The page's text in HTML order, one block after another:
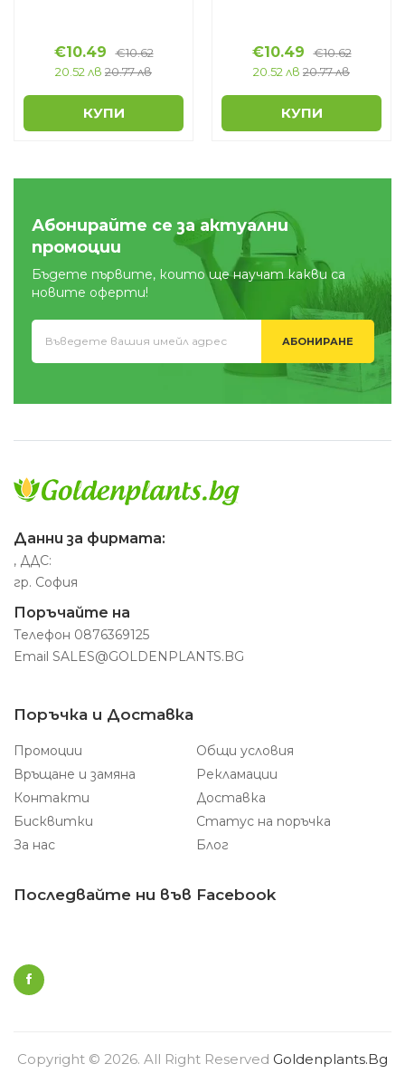
€10.49 €10.62
20.52 лв 20.77 лв
КУПИ
€10.49 €10.62
20.52 лв 20.77 лв
КУПИ
Абонирайте се за актуални
промоции
Бъдете първите, които ще научат какви са
новите оферти!
АБОНИРАНЕ
Данни за фирмата:
, ДДС:
гр. София
Поръчайте на
Телефон 0876369125
Email SALES@GOLDENPLANTS.BG
Поръчка и Доставка
Промоции
Общи условия
Връщане и замяна
Рекламации
Контакти
Доставка
Бисквитки
Статус на поръчка
За нас
Блог
Последвайте ни във Facebook
Copyright © 2026. All Right Reserved Goldenplants.bg